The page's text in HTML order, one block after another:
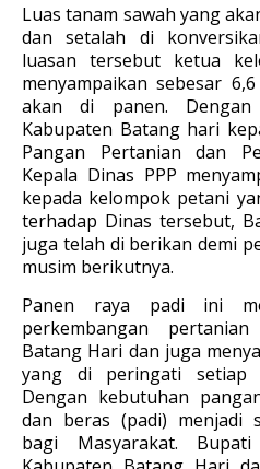
Luas tanam sawah yang
dan setalah di
luasan tersebut ketua
menyampaikan sebesar
akan di panen. Dengan
Kabupaten Batang hari
Pangan Pertanian dan
Kepala Dinas PPP
kepada kelompok petani
terhadap Dinas tersebut,
juga telah di berikan demi
musim berikutnya.
Panen raya padi ini
perkembangan
Batang Hari dan juga
yang di peringati setiap
Dengan kebutuhan
dan beras (padi) menjadi
bagi Masyarakat.